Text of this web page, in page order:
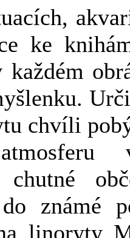
ke
každém
chvíli
chutné
známé
linoryty